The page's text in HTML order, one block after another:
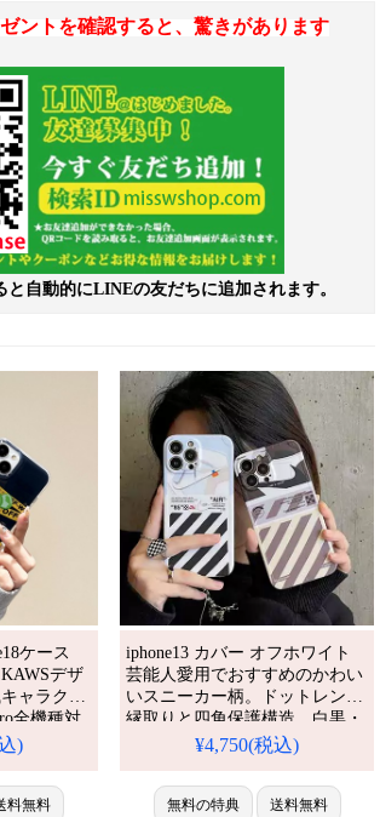
ントを確認すると、驚きがあります
と自動的にLINEの友だちに追加されます。
ケース
デザ
ャラクタ
全機種対
人気ブラ
タイルが
り、
)
料無料
iphone13 カバー オフホワイト
芸能人愛用でおすすめのかわい
いスニーカー柄。ドットレンズ
縁取りと四角保護構造、白黒・
モカ 2 配色、衝撃吸収素材でス
マッチします。アイフォン
14/14pro/14pro max 携帯ケース
¥4,750(税込)
無料の特典 送料無料